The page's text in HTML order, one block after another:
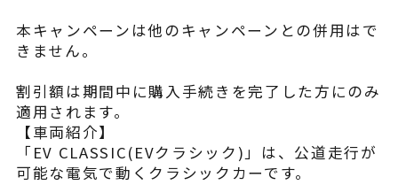
本キャンペーンは他のキャンペーンとの併用はで
きません。
割引額は期間中に購入手続きを完了した方にのみ
適用されます。
【車両紹介】
「EV CLASSIC(EVクラシック)」は、公道走行が
可能な電気で動くクラシックカーです。